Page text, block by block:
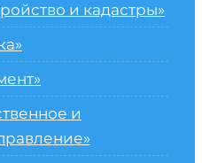
и кадастры»
и